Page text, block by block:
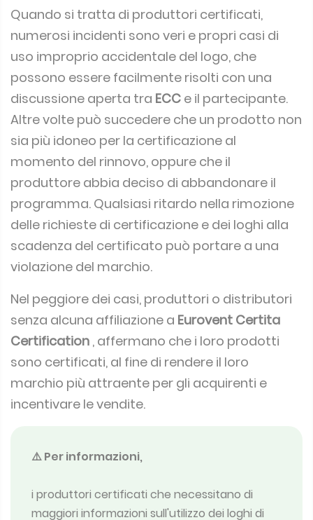
Quando si tratta di produttori certificati,
numerosi incidenti sono veri e propri casi di
uso improprio accidentale del logo, che
possono essere facilmente risolti con una
discussione aperta tra ECC e il partecipante.
Altre volte può succedere che un prodotto non
sia più idoneo per la certificazione al
momento del rinnovo, oppure che il
produttore abbia deciso di abbandonare il
programma. Qualsiasi ritardo nella rimozione
delle richieste di certificazione e dei loghi alla
scadenza del certificato può portare a una
violazione del marchio.
Nel peggiore dei casi, produttori o distributori
senza alcuna affiliazione a Eurovent Certita
Certification , affermano che i loro prodotti
sono certificati, al fine di rendere il loro
marchio più attraente per gli acquirenti e
incentivare le vendite.
⚠️ Per informazioni,
i produttori certificati che necessitano di
maggiori informazioni sull'utilizzo dei loghi di